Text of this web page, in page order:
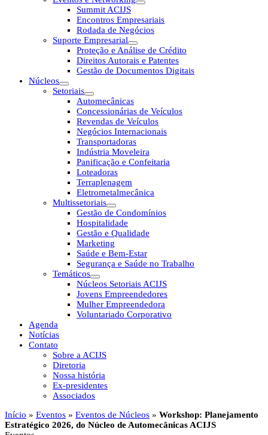
Summit ACIJS
Encontros Empresariais
Rodada de Negócios
Suporte Empresarial
Proteção e Análise de Crédito
Direitos Autorais e Patentes
Gestão de Documentos Digitais
Núcleos
Setoriais
Automecânicas
Concessionárias de Veículos
Revendas de Veículos
Negócios Internacionais
Transportadoras
Indústria Moveleira
Panificação e Confeitaria
Loteadoras
Terraplenagem
Eletrometalmecânica
Multissetoriais
Gestão de Condomínios
Hospitalidade
Gestão e Qualidade
Marketing
Saúde e Bem-Estar
Segurança e Saúde no Trabalho
Temáticos
Núcleos Setoriais ACIJS
Jovens Empreendedores
Mulher Empreendedora
Voluntariado Corporativo
Agenda
Notícias
Contato
Sobre a ACIJS
Diretoria
Nossa história
Ex-presidentes
Associados
Início » Eventos » Eventos de Núcleos » Workshop: Planejamento
Estratégico 2026, do Núcleo de Automecânicas ACIJS